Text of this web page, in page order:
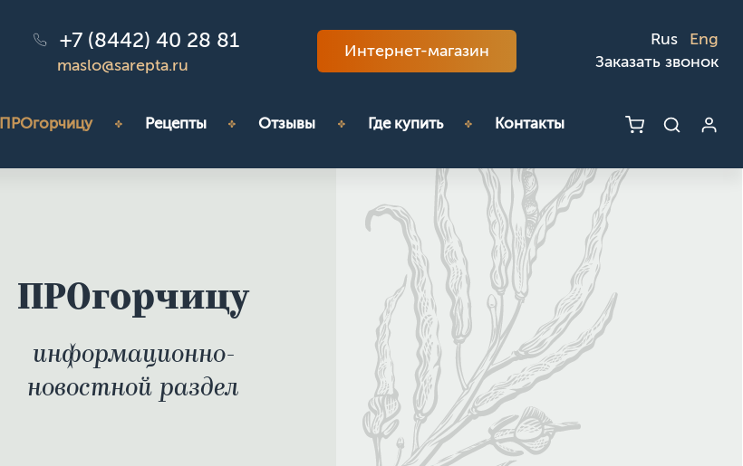
+7 (8442) 40 28 81
maslo@sarepta.ru
Интернет-магазин
Rus
Eng
Заказать звонок
ПРОгорчицу Рецепты Отзывы Где купить Контакты
ПРОгорчицу
информационно-
новостной раздел